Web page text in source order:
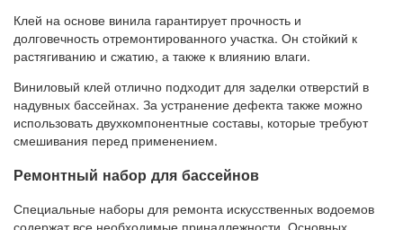
Клей на основе винила гарантирует прочность и
долговечность отремонтированного участка. Он стойкий к
растягиванию и сжатию, а также к влиянию влаги.
Виниловый клей отлично подходит для заделки отверстий в
надувных бассейнах. За устранение дефекта также можно
использовать двухкомпонентные составы, которые требуют
смешивания перед применением.
Ремонтный набор для бассейнов
Специальные наборы для ремонта искусственных водоемов